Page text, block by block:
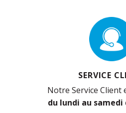
SERVICE
Notre Service Client
du lundi au samedi